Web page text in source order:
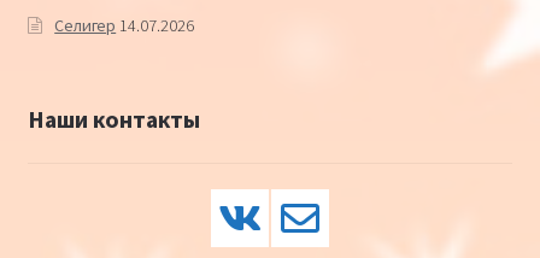
Селигер 14.07.2026
Наши контакты